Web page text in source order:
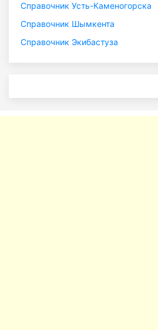
Справочник Усть-Каменогорска
Справочник Шымкента
Справочник Экибастуза